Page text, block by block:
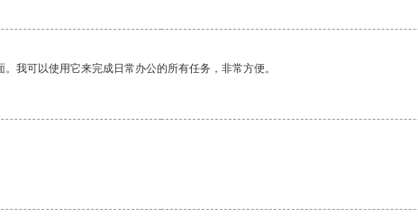
我可以使用它来完成日常办公的所有任务，非常方便。